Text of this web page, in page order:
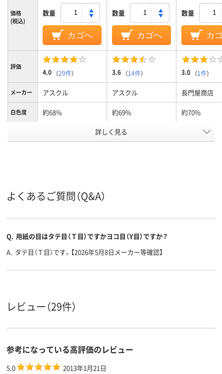
価格
(税込)
数量
カゴへ
数量
カゴへ
数量
カ
評価
4.0 （29件） 3.6 （14件） 3.0 （1件）
メーカー アスクル アスクル 長門屋商店
白色度 約68% 約69% 約70%
約98μm(0.098mm) 約93μm(0.09mm) 約0.13mm
商品環境
60 75
詳しく見る
よくあるご質問（Q&A）
Q. 用紙の目はタテ目（Ｔ目）ですかヨコ目（Y目）ですか？
A. タテ目（Ｔ目）です。【2026年5月8日メーカー等確認】
レビュー（29件）
参考になっている高評価のレビュー
5.0 2013年1月21日